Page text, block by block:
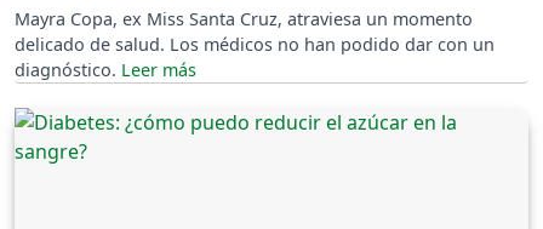
Mayra Copa, ex Miss Santa Cruz, atraviesa un momento
delicado de salud. Los médicos no han podido dar con un
diagnóstico.